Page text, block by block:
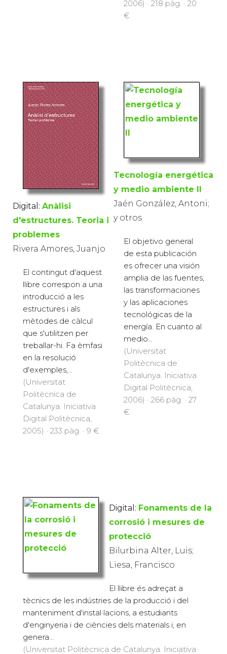
2006) · 218 pàg. · 20
€
Digital: Anàlisi
d'estructures. Teoria i
problemes
Rivera Amores, Juanjo
El contingut d'aquest
llibre correspon a una
introducció a les
estructures i als
mètodes de càlcul
que s'utilitzen per
treballar-hi. Fa èmfasi
en la resolució
d'exemples,...
(Universitat
Politècnica de
Catalunya. Iniciativa
Digital Politècnica,
2005) · 233 pàg. · 9 €
Tecnología energética
y medio ambiente II
Jaén González, Antoni;
y otros
El objetivo general
de esta publicación
es ofrecer una visión
amplia de las fuentes,
las transformaciones
y las aplicaciones
tecnológicas de la
energía. En cuanto al
medio...
(Universitat
Politècnica de
Catalunya. Iniciativa
Digital Politècnica,
2006) · 266 pàg. · 27
€
Digital: Fonaments de la
corrosió i mesures de
protecció
Bilurbina Alter, Luis;
Liesa, Francisco
El llibre és adreçat a
tècnics de les indústries de la producció i del
manteniment d'instal·lacions, a estudiants
d'enginyeria i de ciències dels materials i, en
genera...
(Universitat Politècnica de Catalunya. Iniciativa